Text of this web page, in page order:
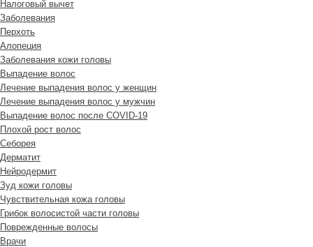
Налоговый вычет
Заболевания
Перхоть
Алопеция
Заболевания кожи головы
Выпадение волос
Лечение выпадения волос у женщин
Лечение выпадения волос у мужчин
Выпадение волос после COVID-19
Плохой рост волос
Cеборея
Дерматит
Нейродермит
Зуд кожи головы
Чувствительная кожа головы
Грибок волосистой части головы
Поврежденные волосы
Врачи